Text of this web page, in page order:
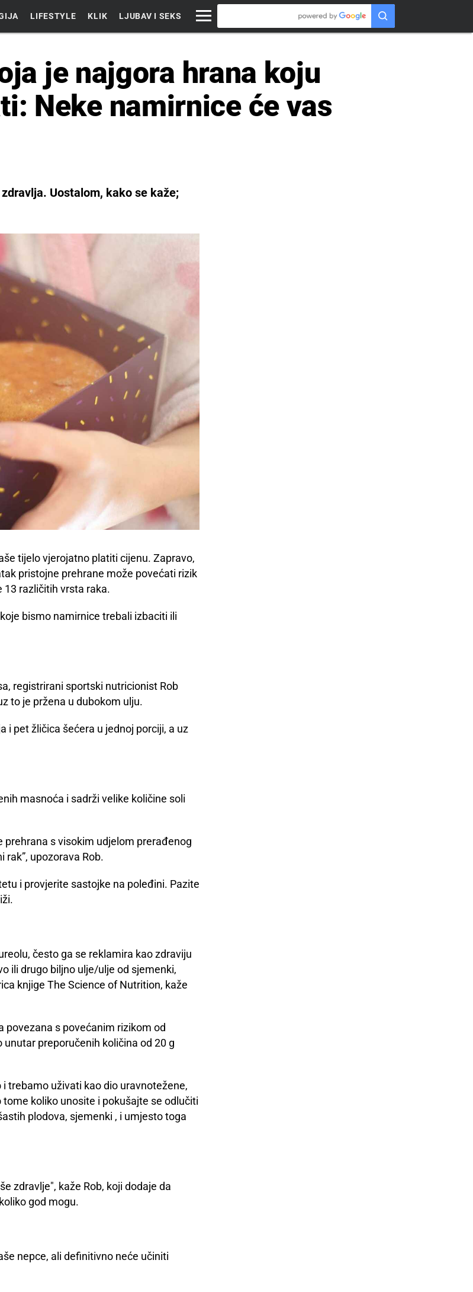
LIFESTYLE KLIK LJUBAV I SEKS
je najgora hrana koju
Neke namirnice će vas
Uostalom, kako se kaže;
tijelo vjerojatno platiti cijenu. Zapravo,
pristojne prehrane može povećati rizik
13 različitih vrsta raka.
bismo namirnice trebali izbaciti ili
registrirani sportski nutricionist Rob
to je pržena u dubokom ulju.
i pet žličica šećera u jednoj porciji, a uz
masnoća i sadrži velike količine soli
prehrana s visokim udjelom prerađenog
upozorava Rob.
i provjerite sastojke na poleđini. Pazite
često ga se reklamira kao zdraviju
ili drugo biljno ulje/ulje od sjemenki,
knjige The Science of Nutrition, kaže
povezana s povećanim rizikom od
preporučenih količina od 20 g
trebamo uživati kao dio uravnotežene,
koliko unosite i pokušajte se odlučiti
plodova, sjemenki , i umjesto toga
zdravlje", kaže Rob, koji dodaje da
god mogu.
nepce, ali definitivno neće učiniti